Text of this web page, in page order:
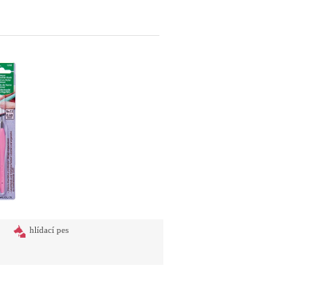
hlídací pes